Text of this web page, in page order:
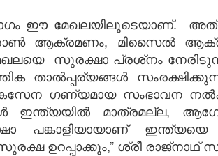
ഈ മേഖലയിലൂടെയാണ്.
ആക്രമണം, മിസൈൽ
സുരക്ഷാ പ്രശ്‌നം
താൽപ്പര്യങ്ങൾ
ഗണ്യമായ സംഭാവന
ഇന്ത്യയിൽ മാത്രമല്ല,
പങ്കാളിയായാണ്
ഉറപ്പാക്കും,” ശ്രീ രാജ്‌നാഥ്